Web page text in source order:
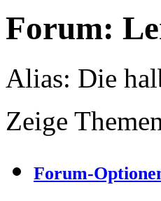
Forum:
Alias: Die
Zeige
Forum-